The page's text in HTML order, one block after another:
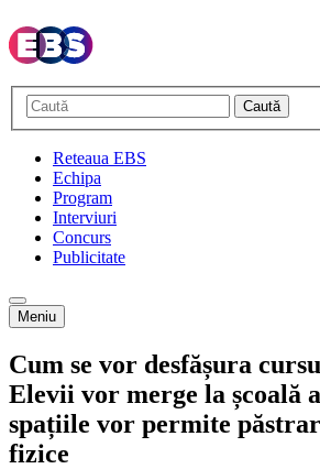
Caută
Reteaua EBS
Echipa
Program
Interviuri
Concurs
Publicitate
Meniu
Cum se vor desfășura
Elevii vor merge la școală
spațiile vor permite
fizice